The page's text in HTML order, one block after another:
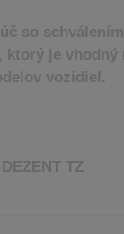
so
ktorý je vhodný
vozidiel.
DEZENT TZ